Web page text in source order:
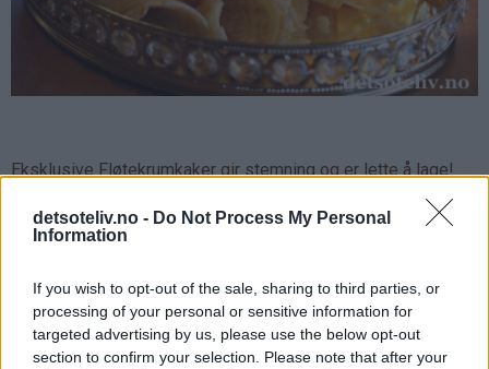
detsoteliv.no - Do Not Process My Personal
Information
If you wish to opt-out of the sale, sharing to third parties, or
processing of your personal or sensitive information for
targeted advertising by us, please use the below opt-out
section to confirm your selection. Please note that after your
Eksklusive Fløtekrumkaker gir stemning og er lette å lage!